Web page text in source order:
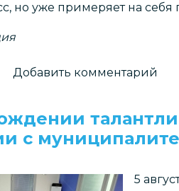
но уже примеряет на
Добавить комментарий
с
5